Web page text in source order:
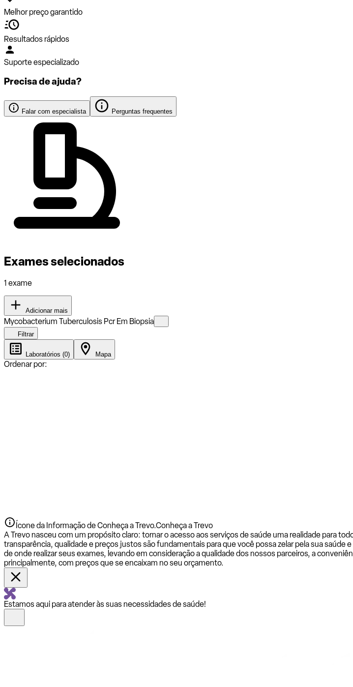
Melhor preço garantido
Resultados rápidos
Suporte especializado
Precisa de ajuda?
Falar com especialista Perguntas frequentes
Exames selecionados
1 exame
Adicionar mais
Mycobacterium Tuberculosis Pcr Em Biopsia
Filtrar
Laboratórios (0) Mapa
Ordenar por:
Ícone da Informação de Conheça a Trevo.Conheça a Trevo
A Trevo nasceu com um propósito claro: tornar o acesso aos serviços de saúde uma realidade para
transparência, qualidade e preços justos são fundamentais para que você possa zelar pela sua
de onde realizar seus exames, levando em consideração a qualidade dos nossos parceiros, a
principalmente, com preços que se encaixam no seu orçamento.
Estamos aqui para atender às suas necessidades de saúde!